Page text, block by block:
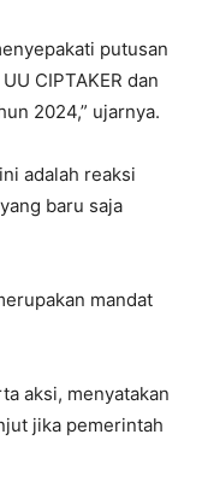
putusan
CIPTAKER dan
2024,” ujarnya.
adalah reaksi
baru saja
mandat
aksi, menyatakan
jika pemerintah